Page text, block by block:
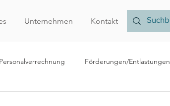
Unternehmen Kontakt
Personalverrechnung Förderungen/Entlastungen